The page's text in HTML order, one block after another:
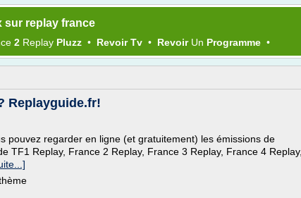
sur replay france
2 Replay Pluzz • Revoir Tv • Revoir Un Programme •
Replayguide.fr!
pouvez regarder en ligne (et gratuitement) les émissions de
TF1 Replay, France 2 Replay, France 3 Replay, France 4 Replay,